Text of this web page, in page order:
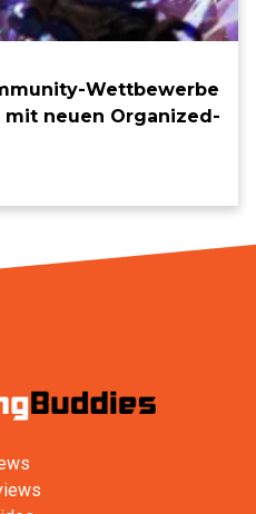
Wettbewerbe
neuen Organized-